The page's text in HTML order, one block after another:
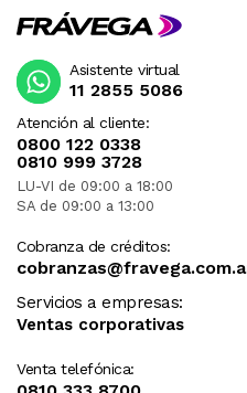
Atención al cliente:
0800 122 0338
0810 999 3728
LU-VI de 09:00 a 18:00
SA de 09:00 a 13:00
Cobranza de créditos:
Servicios a empresas:
Ventas corporativas
Venta telefónica:
Asistente virtual
11 2855 5086